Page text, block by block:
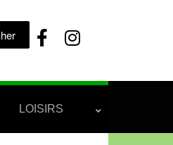
LOISIRS